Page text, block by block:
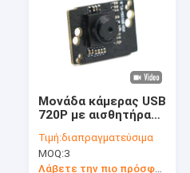
Μονάδα κάμερας USB
720P με αισθητήρα
Τιμή:διαπραγματεύσιμα
MOQ:3
Λάβετε την πιο πρόσφατη τιμή